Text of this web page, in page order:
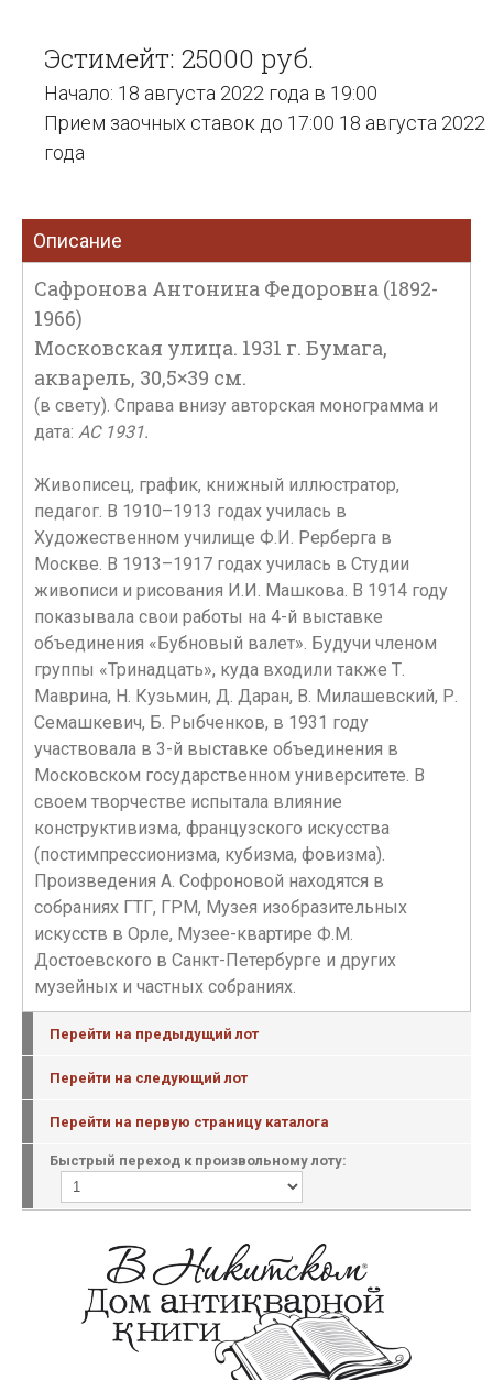
Эстимейт: 25000 руб.
Начало: 18 августа 2022 года в 19:00
Прием заочных ставок до 17:00 18 августа 2022
года
Описание
Сафронова Антонина Федоровна (1892-
1966)
Московская улица. 1931 г. Бумага,
акварель, 30,5×39 см.
(в свету). Справа внизу авторская монограмма и
дата: АС 1931.
Живописец, график, книжный иллюстратор,
педагог. В 1910–1913 годах училась в
Художественном училище Ф.И. Рерберга в
Москве. В 1913–1917 годах училась в Студии
живописи и рисования И.И. Машкова. В 1914 году
показывала свои работы на 4-й выставке
объединения «Бубновый валет». Будучи членом
группы «Тринадцать», куда входили также Т.
Маврина, Н. Кузьмин, Д. Даран, В. Милашевский, Р.
Семашкевич, Б. Рыбченков, в 1931 году
участвовала в 3-й выставке объединения в
Московском государственном университете. В
своем творчестве испытала влияние
конструктивизма, французского искусства
(постимпрессионизма, кубизма, фовизма).
Произведения А. Софроновой находятся в
собраниях ГТГ, ГРМ, Музея изобразительных
искусств в Орле, Музее-квартире Ф.М.
Достоевского в Санкт-Петербурге и других
музейных и частных собраниях.
Перейти на предыдущий лот
Перейти на следующий лот
Перейти на первую страницу каталога
Быстрый переход к произвольному лоту: